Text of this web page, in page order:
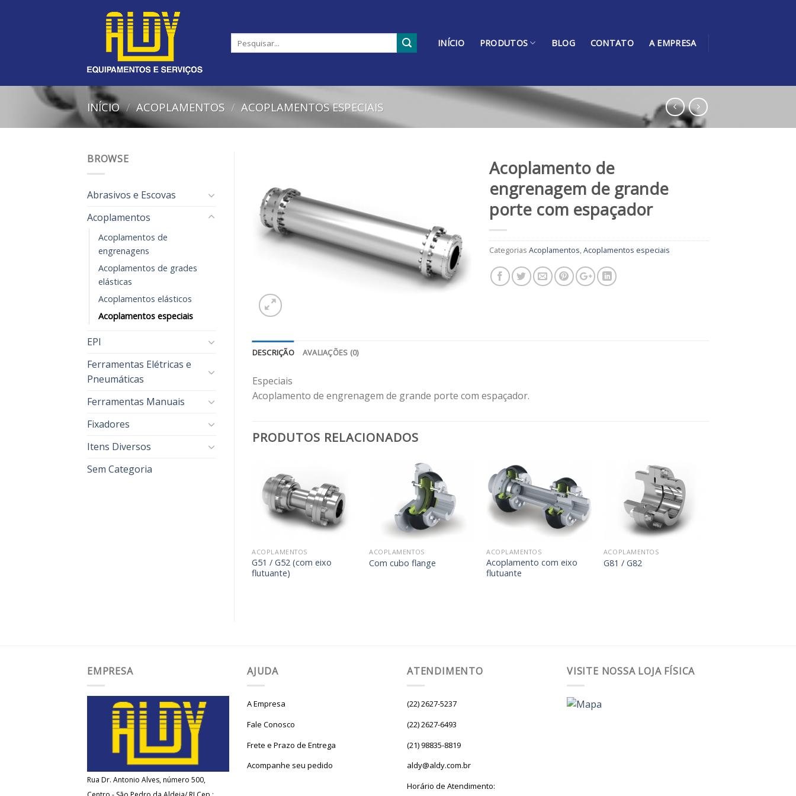
INÍCIO PRODUTOS BLOG CONTATO A EMPRESA
INÍCIO / ACOPLAMENTOS / ACOPLAMENTOS ESPECIAIS
BROWSE
Abrasivos e Escovas
Acoplamentos
Acoplamentos de
engrenagens
Acoplamentos de grades
elásticas
Acoplamentos elásticos
Acoplamentos especiais
EPI
Ferramentas Elétricas e
Pneumáticas
Ferramentas Manuais
Fixadores
Itens Diversos
Sem Categoria
desejos
Acoplamento de
engrenagem de grande
porte com espaçador
CategoriasAcoplamentos,Acoplamentos especiais
DESCRIÇÃO AVALIAÇÕES (0)
Especiais
Acoplamento de engrenagem de grande porte com espaçador.
PRODUTOS RELACIONADOS
Adicionar
aos
meus
desejos
ACOPLAMENTOS
G51 / G52 (com eixo
flutuante)
Adicionar
aos
meus
desejos
ACOPLAMENTOS
Com cubo flange
Adicionar
aos
meus
desejos
ACOPLAMENTOS
Acoplamento com eixo
flutuante
Adicionar
aos
meus
desejos
ACOPLAMENTOS
G81 / G82
EMPRESA
Rua Dr. Antonio Alves, número 500,
AJUDA
A Empresa
Fale Conosco
Frete e Prazo de Entrega
Acompanhe seu pedido
ATENDIMENTO
(22) 2627-5237
(22) 2627-6493
(21) 98835-8819
aldy@aldy.com.br
Horário de Atendimento:
VISITE NOSSA LOJA FÍSICA